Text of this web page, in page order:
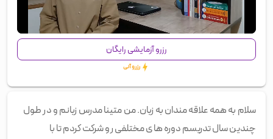
00:00 / 01:14
رزرو آزمایشی رایگان
رزرو آنی
سلام به همه علاقه مندان به زبان. من متینا مدرس زبانم و در طول
چندین سال تدریسم دوره های مختلفی رو شرکت کردم تا با